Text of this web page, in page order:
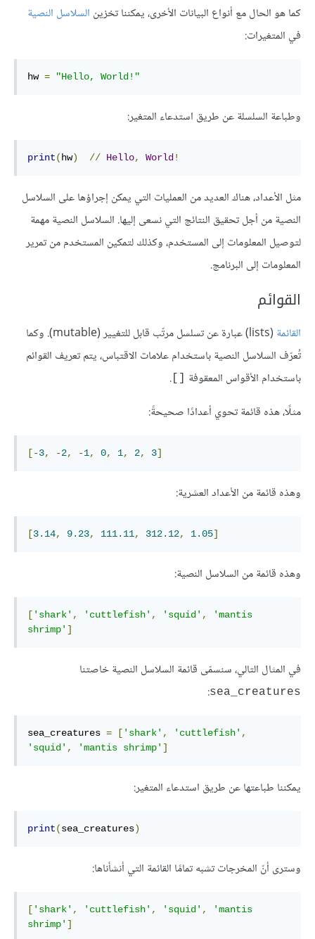
كما هو الحال مع أنواع البيانات الأخرى، يمكننا تخزين السلاسل النصية
في المتغيرات:
hw = "Hello, World!"
وطباعة السلسلة عن طريق استدعاء المتغير:
print( hw) // Hello, World !
مثل الأعداد، هناك العديد من العمليات التي يمكن إجراؤها على السلاسل
النصية من أجل تحقيق النتائج التي نسعى إليها. السلاسل النصية مهمة
لتوصيل المعلومات إلى المستخدم، وكذلك لتمكين المستخدم من تمرير
المعلومات إلى البرنامج.
القوائم
القائمة
(lists) عبارة عن تسلسل مرتّب قابل للتغيير (mutable). وكما
تُعرّف السلاسل النصية باستخدام علامات الاقتباس، يتم تعريف القوائم
باستخدام الأقواس المعقوفة
.
مثلًا، هذه قائمة تحوي أعدادًا صحيحةً:
[-3, -2, -1, 0, 1, 2, 3]
وهذه قائمة من الأعداد العشرية:
[3.14, 9.23, 111.11, 312.12, 1.05]
وهذه قائمة من السلاسل النصية:
[ 'shark' , 'cuttlefish' , 'squid' ,
'mantis
shrimp' ]
في المثال التالي، سنسمّى قائمة السلاسل النصية خاصتنا
sea_creatures
:
sea_creatures = [ 'shark' , 'cuttlefish' ,
'squid' , 'mantis shrimp' ]
يمكننا طباعتها عن طريق استدعاء المتغير:
print(sea_creatures)
وسترى أنّ المخرجات تشبه تمامًا القائمة التي أنشأناها:
[ 'shark' , 'cuttlefish' , 'squid' ,
'mantis
shrimp' ]